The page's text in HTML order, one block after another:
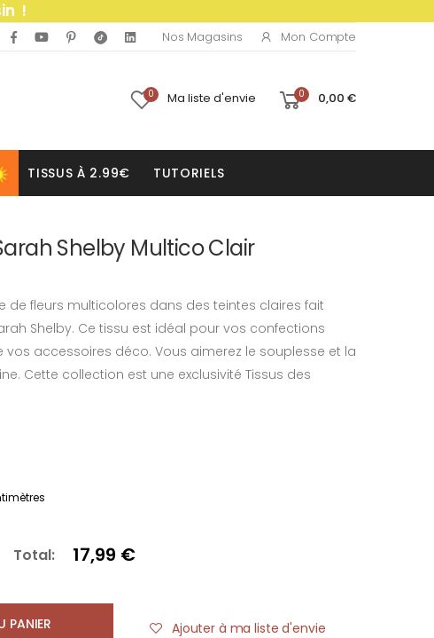
!
Nos Magasins Mon Compte
0 Ma liste d'envie 0 0,00 €
TISSUS À 2.99€ TUTORIELS
Shelby Multico Clair
de fleurs multicolores dans des teintes claires fait
Shelby. Ce tissu est idéal pour vos confections
accessoires déco. Vous aimerez le souplesse et la
Cette collection est une exclusivité Tissus des
Total: 17,99 €
PANIER Ajouter à ma liste d'envie